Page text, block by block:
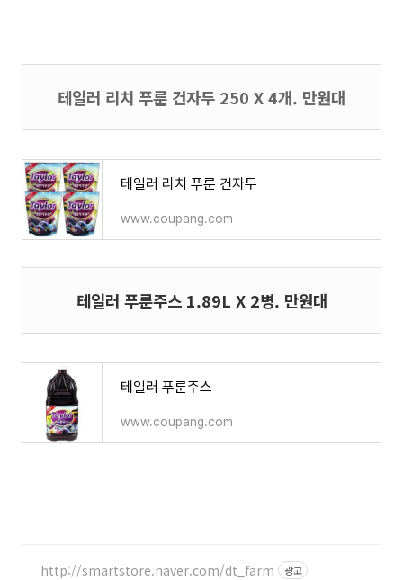
테일러 리치 푸룬 건자두 250 X 4개. 만원대
테일러 리치 푸룬 건자두
www.coupang.com
테일러 푸룬주스 1.89L X 2병. 만원대
테일러 푸룬주스
www.coupang.com
http://smartstore.naver.com/dt_farm 광고